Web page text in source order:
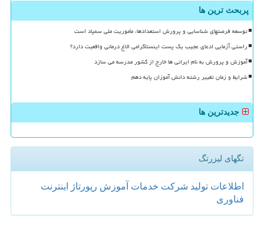
پربحث ترین ها
توسعه فرصتهای شناسایی و پرورش استعدادها، مأموریت ملی سمپاد است
راستی آزمایی ادعای عجیب یک پست اینستاگرامی الاغ درمانی واقعیت دارد؟
آموزش و پرورش به نام ایرانی ها خارج از کشور مدرسه می سازد
شرایط و زمان تغییر رشته دانش آموزان پایه دهم
جدیدترین ها
تگهای لیزرتگ
اطلاعات تولید شركت خدمات آموزش رپورتاژ
اینترنت
فناوری